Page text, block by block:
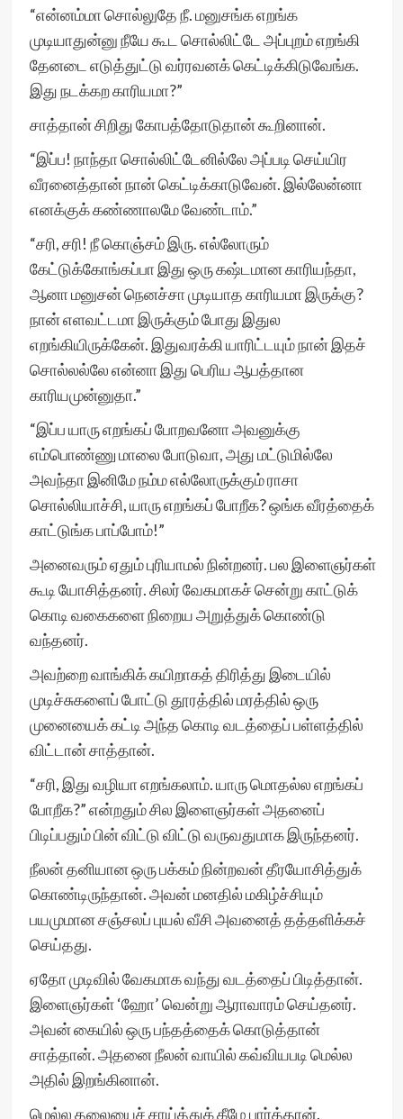
“என்னம்மா சொல்லுதே நீ. மனுசங்க எறங்க
முடியாதுன்னு நீயே கூட சொல்லிட்டே அப்புறம் எறங்கி
தேனடை எடுத்துட்டு வர்ரவனக் கெட்டிக்கிடுவேங்க.
இது நடக்கற காரியமா?”
சாத்தான் சிறிது கோபத்தோடுதான் கூறினான்.
“இப்ப! நாந்தா சொல்லிட்டேனில்லே அப்படி செய்யிர
வீரனைத்தான் நான் கெட்டிக்காடுவேன். இல்லேன்னா
எனக்குக் கண்ணாலமே வேண்டாம்.”
“சரி, சரி! நீ கொஞ்சம் இரு. எல்லோரும்
கேட்டுக்கோங்கப்பா இது ஒரு கஷ்டமான காரியந்தா,
ஆனா மனுசன் நெனச்சா முடியாத காரியமா இருக்கு?
நான் எளவட்டமா இருக்கும் போது இதுல
எறங்கியிருக்கேன். இதுவரக்கி யாரிட்டயும் நான் இதச்
சொல்லல்லே என்னா இது பெரிய ஆபத்தான
காரியமுன்னுதா.”
“இப்ப யாரு எறங்கப் போறவனோ அவனுக்கு
எம்பொண்ணு மாலை போடுவா, அது மட்டுமில்லே
அவந்தா இனிமே நம்ம எல்லோருக்கும் ராசா
சொல்லியாச்சி, யாரு எறங்கப் போறீக? ஒங்க வீரத்தைக்
காட்டுங்க பாப்போம்!”
அனைவரும் ஏதும் புரியாமல் நின்றனர். பல இளைஞர்கள்
கூடி யோசித்தனர். சிலர் வேகமாகச் சென்று காட்டுக்
கொடி வகைகளை நிறைய அறுத்துக் கொண்டு
வந்தனர்.
அவற்றை வாங்கிக் கயிறாகத் திரித்து இடையில்
முடிச்சுகளைப் போட்டு தூரத்தில் மரத்தில் ஒரு
முனையைக் கட்டி அந்த கொடி வடத்தைப் பள்ளத்தில்
விட்டான் சாத்தான்.
“சரி, இது வழியா எறங்கலாம். யாரு மொதல்ல எறங்கப்
போறீக?” என்றதும் சில இளைஞர்கள் அதனைப்
பிடிப்பதும் பின் விட்டு விட்டு வருவதுமாக இருந்தனர்.
நீலன் தனியான ஒரு பக்கம் நின்றவன் தீரயோசித்துக்
கொண்டிருந்தான். அவன் மனதில் மகிழ்ச்சியும்
பயமுமான சஞ்சலப் புயல் வீசி அவனைத் தத்தளிக்கச்
செய்தது.
ஏதோ முடிவில் வேகமாக வந்து வடத்தைப் பிடித்தான்.
இளைஞர்கள் ‘ஹோ’ வென்று ஆராவாரம் செய்தனர்.
அவன் கையில் ஒரு பந்தத்தைக் கொடுத்தான்
சாத்தான். அதனை நீலன் வாயில் கவ்வியபடி மெல்ல
அதில் இறங்கினான்.
மெல்ல தலையைச் சாய்த்துக் கீழே பார்த்தான்.